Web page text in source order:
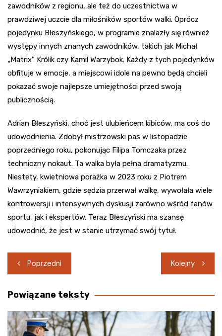
zawodników z regionu, ale też do uczestnictwa w
prawdziwej uczcie dla miłośników sportów walki. Oprócz
pojedynku Błeszyńskiego, w programie znalazły się również
występy innych znanych zawodników, takich jak Michał
„Matrix” Królik czy Kamil Warzybok. Każdy z tych pojedynków
obfituje w emocje, a miejscowi idole na pewno będą chcieli
pokazać swoje najlepsze umiejętności przed swoją
publicznością.
Adrian Błeszyński, choć jest ulubieńcem kibiców, ma coś do
udowodnienia. Zdobył mistrzowski pas w listopadzie
poprzedniego roku, pokonując Filipa Tomczaka przez
techniczny nokaut. Ta walka była pełna dramatyzmu.
Niestety, kwietniowa porażka w 2023 roku z Piotrem
Wawrzyniakiem, gdzie sędzia przerwał walkę, wywołała wiele
kontrowersji i intensywnych dyskusji zarówno wśród fanów
sportu, jak i ekspertów. Teraz Błeszyński ma szansę
udowodnić, że jest w stanie utrzymać swój tytuł.
Nawigacja
wpisu
Poprzedni Kolejny
Powiązane teksty